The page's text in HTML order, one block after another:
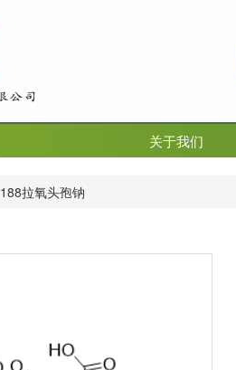
关于我们
188拉氧头孢钠